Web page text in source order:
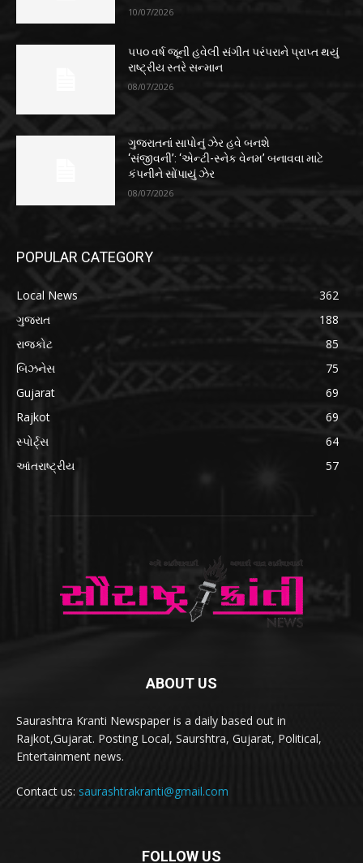
10/07/2026
૫૫૦ વર્ષ જૂની હવેલી સંગીત પરંપરાને પ્રાપ્ત થયું
રાષ્ટ્રીય સ્તરે સન્માન
08/07/2026
ગુજરાતનાં સાપોનું ઝેર હવે બનશે
‘સંજીવની’: ‘એન્ટી-સ્નેક વેનમ’ બનાવવા માટે
કંપનીને સોંપાયું ઝેર
08/07/2026
POPULAR CATEGORY
Local News
362
ગુજરાત
188
રાજકોટ
85
બિઝનેસ
75
Gujarat
69
Rajkot
69
સ્પોર્ટ્સ
64
આંતરાષ્ટ્રીય
57
ABOUT US
Saurashtra Kranti Newspaper is a daily based out in
Rajkot,Gujarat. Posting Local, Saurshtra, Gujarat, Political,
Entertainment news.
Contact us: saurashtrakranti@gmail.com
FOLLOW US